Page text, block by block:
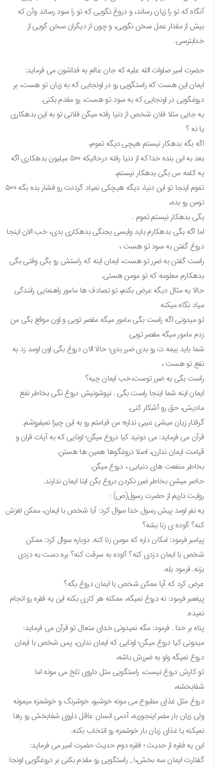
آنگاه که تو را زیان رساند، و دروغ نگویی که تو را سود رساند وآن که
بیش از مقدار عمل سخن نگویی، و چون از دیگران سخن گویی از
خدابترسی.
حضرت امیر صلوات الله علیه که جان عالم به فداشون می فرماید:
ایمان این هست که راستگویی رو در اونجایی که به زیان تو هست، بر
دروغگویی در اونجایی که به سود تو هست، رو مقدم بکنی.
یه جایی مثلا فلان شخص از دنیا رفته میگن فلانی تو به این بدهکاری
یا نه ؟
اگه بگه بدهکار نیستم هیچی دیگه تموم،
بعد به این بنده خدا که از دنیا رفته درحالیکه ۵۰۰ میلیون بدهکاری اگه
یه کلمه س بگی بدهکار نیستم،
تموم اینجا تو این دنیا، دیگه هیچکی نمیاد گردنت رو فشار بده بگه ۵۰۰
تومن رو بده،
بگی بدهکار نیستم تموم .
اما اگه بگی بدهکارم باید وایسی بجنگی بدهکاری بدی، خب الان اینجا
دروغ گفتن به سود تو هست ،
راست گفتن به ضرر تو هست، ایمان اینه که راستش رو بگی وقتی بگی
بدهکارم معلومه که تو مومن هستی.
حالا یه مثال دیگه عرض بکنم، تو تصادف ها مامور راهنمایی رانندگی
میاد نگاه میکنه
تو میدونی اگه راست بگی مامور میگه مقصر تویی و اون موقع بگی من
زدم مامور میگه مقصر تویی
شما باید بیمه ت رو بدی ضرر بدی؛ حالا الان دروغ بگی اون اومد زد به
نفع تو هست ،
راست بگی به ضرر توست،خب ایمان چیه؟
ایمان اینه شما اینجا راست بگی . نپوشونیش دروغ نگی بخاطر نفع
مادیش، حق رو آشکار کنی.
گرفتار زیان میشی عیبی نداره؛ من قیامتم رو به این چیزا نمیفروشم.
قرآن می فرماید: می دونید کیا دروغ میگن؛ اونایی که به آیات قران و
قیامت ایمان ندارن، اصلا دروغگوها همین ها هستن.
بخاطر منفعت های دنیایی ، دروغ میگن.
حاضر میشن بخاطر ضرر نکردن دروغ بگن اینا ایمان ندارند.
روایت داریم از حضرت رسول(ص) :
یه نفر اومد پیش رسول خدا سوال کرد: آیا شخص با ایمان، ممکن لغزش
کنه؟ آلوده ی زنا بشه؟
پیامبر فرمود: امکان داره که مومن زنا کنه. دوباره سوال کرد: ممکن
شخص با ایمان دزدی کنه؟ آلوده به سرقت کنه؟ بره دست به دزدی
بزنه. فرمود بله.
عرض کرد که آیا ممکن شخص با ایمان دروغ بگه؟
پیغمبر فرمود: نه دروغ نمیگه، ممکنه هر کاری بکنه این یه فقره رو انجام
نمیده.
پناه بر خدا . فرمود: مگه نمیدونی خدای متعال تو قرآن می فرماید:
میدونی کیا دروغ میگن؛ اونایی که ایمان ندارن، پس شخص با ایمان
دروغ نمیگه ولو به ضررش باشه،
تو کارش دروغ نیست، راستگویی مثل داروی تلخ می مونه اما
شفابخشه،
دروغ مثل غذای مطبوع می مونه خوشبو، خوشرنگ و خوشمزه میمونه
ولی زیان بار مضر اینجوریه، آدمی انسان عاقل داروی شفابخش رو رها
نمیکنه یا غذای زیان بار خوشمزه رو انتخاب بکنه.
این یه فقره از حدیث ؛ فقره دوم حدیث حضرت امیر می فرماید:
گفتارت ایمان سه بخش،۱_ راستگویی رو مقدم بکنی بر دروغگویی اونجا